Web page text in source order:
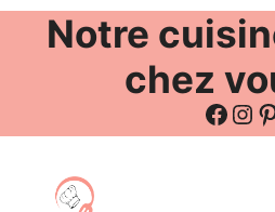
Notre
chez